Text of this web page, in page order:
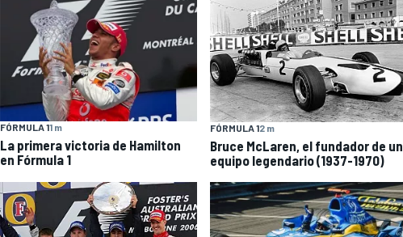
FÓRMULA 11 m
La primera victoria de Hamilton
en Fórmula 1
FÓRMULA 12 m
Bruce McLaren, el fundador de un
equipo legendario (1937-1970)